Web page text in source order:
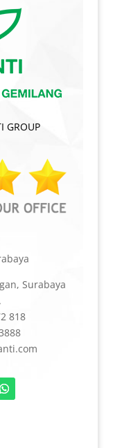
GROUP
Surabaya
818